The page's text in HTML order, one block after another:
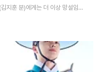
지훈 분)에게는 더 이상 망설임이
짜 배후가영의정 김봉인(손병호
하고 유배형을 선고한 이정의 모
)은 끝내 칼을 빼들고, 유배 대신
칼을 빼들고, 유배 대신 죽음으